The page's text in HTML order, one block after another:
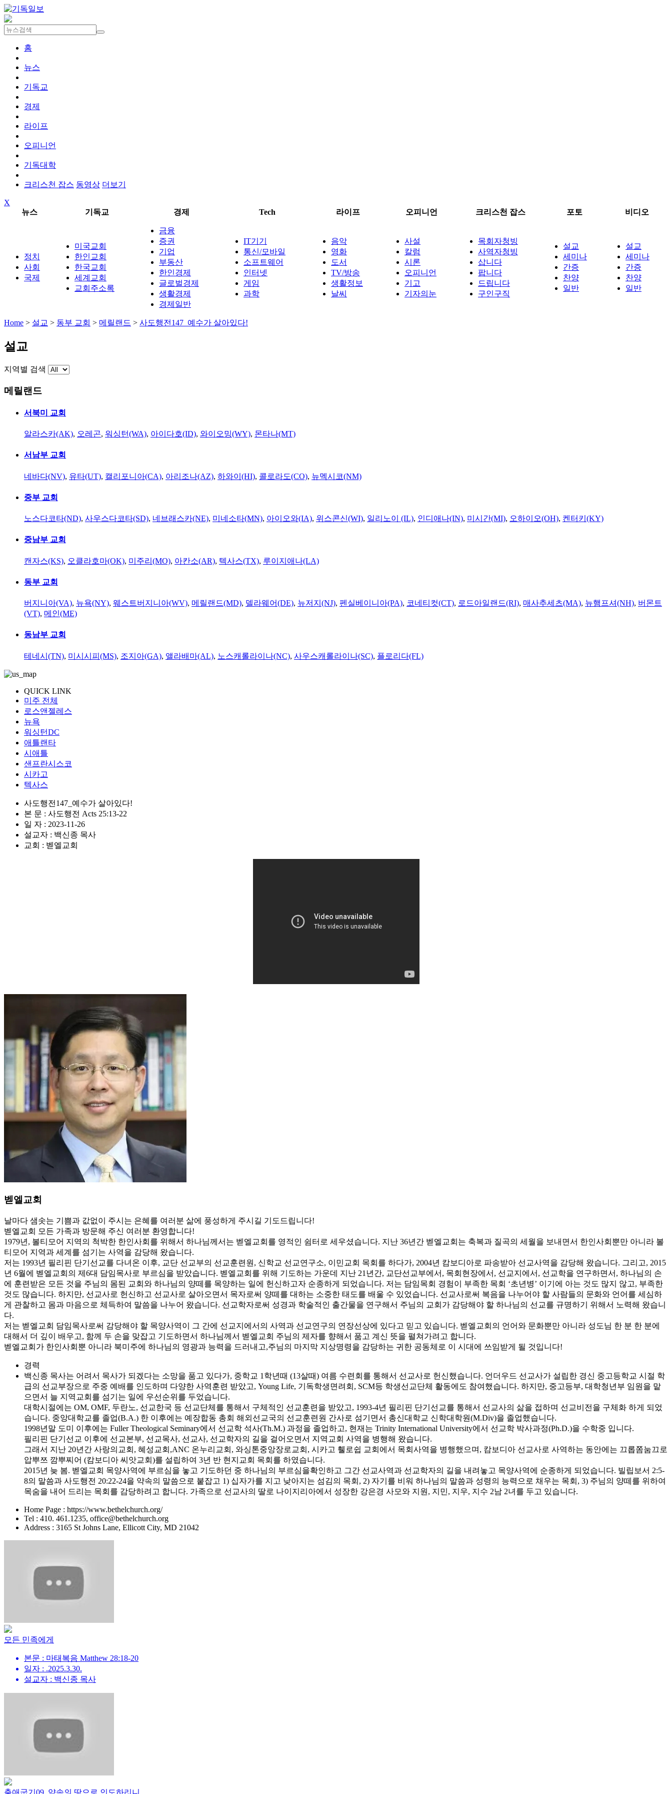
홈
뉴스
기독교
경제
라이프
오피니언
기독대학
크리스천 잡스 동영상 더보기
X
뉴스
기독교 경제 Tech 라이프 오피니언 크리스천 잡스 포토 비디오
정치
사회
국제
미국교회
한인교회
한국교회
세계교회
교회주소록
금융
증권
기업
부동산
한인경제
글로벌경제
생활경제
경제일반
IT기기
통신/모바일
소프트웨어
인터넷
게임
과학
음악
영화
도서
TV/방송
생활정보
날씨
사설
칼럼
시론
오피니언
기고
기자의눈
목회자청빙
사역자청빙
삽니다
팝니다
드립니다
구인구직
설교
세미나
간증
찬양
일반
설교
세미나
간증
찬양
일반
Home > 설교 > 동부 교회 > 메릴랜드 > 사도행전147_예수가 살아있다!
설교
지역별 검색
메릴랜드
서북미 교회
알라스카(AK), 오레곤, 워싱턴(WA), 아이다호(ID), 와이오밍(WY), 몬타나(MT)
서남부 교회
네바다(NV), 유타(UT), 캘리포니아(CA), 아리조나(AZ), 하와이(HI), 콜로라도(CO), 뉴멕시코(NM)
중부 교회
노스다코타(ND), 사우스다코타(SD), 네브래스카(NE), 미네소타(MN), 아이오와(IA), 위스콘신(WI), 일리노이 (IL), 인디애나(IN), 미시간(MI), 오하이오(OH), 켄터키(KY)
중남부 교회
캔자스(KS), 오클라호마(OK), 미주리(MO), 아칸소(AR), 텍사스(TX), 루이지애나(LA)
동부 교회
버지니아(VA), 뉴욕(NY), 웨스트버지니아(WV), 메릴랜드(MD), 델라웨어(DE), 뉴저지(NJ), 펜실베이니아(PA), 코네티컷(CT), 로드아일랜드(RI), 매사추세츠(MA), 뉴햄프셔(NH), 버몬트
(VT), 메인(ME)
동남부 교회
테네시(TN), 미시시피(MS), 조지아(GA), 앨라배마(AL), 노스캐롤라이나(NC), 사우스캐롤라이나(SC), 플로리다(FL)
QUICK LINK
미주 전체
로스앤젤레스
뉴욕
워싱턴DC
애틀랜타
시애틀
샌프란시스코
시카고
텍사스
사도행전147_예수가 살아있다!
본 문 : 사도행전 Acts 25:13-22
일 자 : 2023-11-26
설교자 : 백신종 목사
교회 : 벧엘교회
벧엘교회
날마다 샘솟는 기쁨과 값없이 주시는 은혜를 여러분 삶에 풍성하게 주시길 기도드립니다!
벧엘교회 모든 가족과 방문해 주신 여러분 환영합니다!
1979년, 볼티모어 지역의 척박한 한인사회를 위해서 하나님께서는 벧엘교회를 영적인 쉼터로 세우셨습니다. 지난 36년간 벧엘교회는 축복과 질곡의 세월을 보내면서 한인사회뿐만 아니라 볼
티모어 지역과 세계를 섬기는 사역을 감당해 왔습니다.
저는 1993년 필리핀 단기선교를 다녀온 이후, 교단 선교부의 선교훈련원, 신학교 선교연구소, 이민교회 목회를 하다가, 2004년 캄보디아로 파송받아 선교사역을 감당해 왔습니다. 그리고, 2015
년 6월에 벧엘교회의 제6대 담임목사로 부르심을 받았습니다. 벧엘교회를 위해 기도하는 가운데 지난 21년간, 교단선교부에서, 목회현장에서, 선교지에서, 선교학을 연구하면서, 하나님의 손
에 훈련받은 모든 것을 주님의 몸된 교회와 하나님의 양떼를 목양하는 일에 헌신하고자 순종하게 되었습니다. 저는 담임목회 경험이 부족한 목회 ‘초년병’ 이기에 아는 것도 많지 않고, 부족한
것도 많습니다. 하지만, 선교사로 헌신하고 선교사로 살아오면서 목자로써 양떼를 대하는 소중한 태도를 배울 수 있었습니다. 선교사로써 복음을 나누어야 할 사람들의 문화와 언어를 세심하
게 관찰하고 몸과 마음으로 체득하여 말씀을 나누어 왔습니다. 선교학자로써 성경과 학술적인 출간물을 연구해서 주님의 교회가 감당해야 할 하나님의 선교를 규명하기 위해서 노력해 왔습니
다.
저는 벧엘교회 담임목사로써 감당해야 할 목양사역이 그 간에 선교지에서의 사역과 선교연구의 연장선상에 있다고 믿고 있습니다. 벧엘교회의 언어와 문화뿐만 아니라 성도님 한 분 한 분에
대해서 더 깊이 배우고, 함께 두 손을 맞잡고 기도하면서 하나님께서 벧엘교회 주님의 제자를 향해서 품고 계신 뜻을 펼쳐가려고 합니다.
벧엘교회가 한인사회뿐 아니라 북미주에 하나님의 영광과 능력을 드러내고,주님의 마지막 지상명령을 감당하는 귀한 공동체로 이 시대에 쓰임받게 될 것입니다!
경력
백신종 목사는 어려서 목사가 되겠다는 소망을 품고 있다가, 중학교 1학년때 (13살때) 여름 수련회를 통해서 선교사로 헌신했습니다. 언더우드 선교사가 설립한 경신 중고등학교 시절 학
급의 선교부장으로 주중 예배를 인도하며 다양한 사역훈련 받았고, Young Life, 기독학생면려회, SCM등 학생선교단체 활동에도 참여했습니다. 하지만, 중고등부, 대학청년부 임원을 맡
으면서 늘 지역교회를 섬기는 일에 우선순위를 두었습니다.
대학시절에는 OM, OMF, 두란노, 선교한국 등 선교단체를 통해서 구체적인 선교훈련을 받았고, 1993-4년 필리핀 단기선교를 통해서 선교사의 삶을 접하며 선교비전을 구체화 하게 되었
습니다. 중앙대학교를 졸업(B.A.) 한 이후에는 예장합동 총회 해외선교국의 선교훈련원 간사로 섬기면서 총신대학교 신학대학원(M.Div)을 졸업했습니다.
1998년말 도미 이후에는 Fuller Theological Seminary에서 선교학 석사(Th.M.) 과정을 졸업하고, 현재는 Trinity International University에서 선교학 박사과정(Ph.D.)을 수학중 입니다.
필리핀 단기선교 이후에 선교본부, 선교목사, 선교사, 선교학자의 길을 걸어오면서 지역교회 사역을 병행해 왔습니다.
그래서 지난 20년간 사랑의교회, 혜성교회,ANC 온누리교회, 와싱톤중앙장로교회, 시카고 휄로쉽 교회에서 목회사역을 병행했으며, 캄보디아 선교사로 사역하는 동안에는 끄롭쫌눔끄로
압뿌쯔 깜뿌찌어 (캄보디아 씨앗교회)를 설립하여 3년 반 현지교회 목회를 하였습니다.
2015년 늦 봄. 벧엘교회 목양사역에 부르심을 놓고 기도하던 중 하나님의 부르심을확인하고 그간 선교사역과 선교학자의 길을 내려놓고 목양사역에 순종하게 되었습니다. 빌립보서 2:5-
8의 말씀과 사도행전 20:22-24을 약속의 말씀으로 붙잡고 1) 십자가를 지고 낮아지는 섬김의 목회, 2) 자기를 비워 하나님의 말씀과 성령의 능력으로 채우는 목회, 3) 주님의 양떼를 위하여
목숨을 내어 드리는 목회를 감당하려고 합니다. 가족으로 선교사의 딸로 나이지리아에서 성장한 강은경 사모와 지원, 지민, 지우, 지수 2남 2녀를 두고 있습니다.
Home Page : https://www.bethelchurch.org/
Tel : 410. 461.1235, office@bethelchurch.org
Address : 3165 St Johns Lane, Ellicott City, MD 21042
모든 민족에게
본문 : 마태복음 Matthew 28:18-20
일자 : .2025.3.30.
설교자 : 백신종 목사